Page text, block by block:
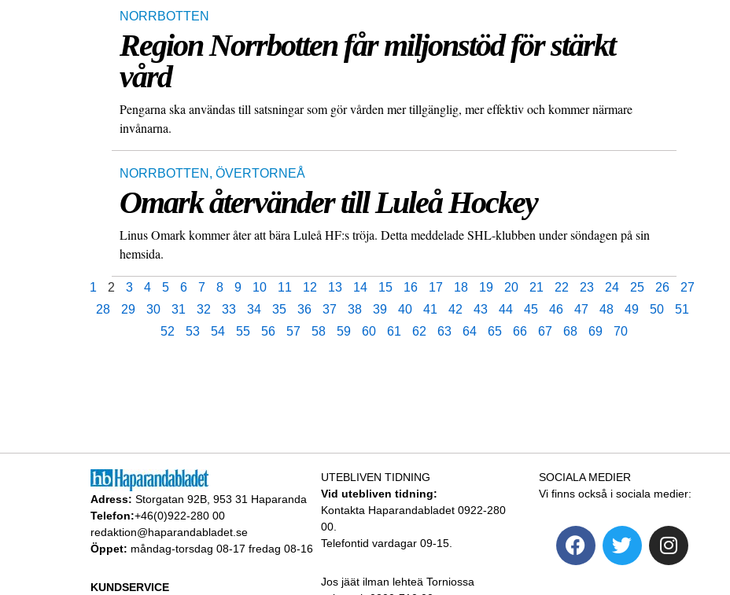
NORRBOTTEN
Region Norrbotten får miljonstöd för stärkt
vård
Pengarna ska användas till satsningar som gör vården mer tillgänglig, mer effektiv och kommer närmare
invånarna.
NORRBOTTEN , ÖVERTORNEÅ
Omark återvänder till Luleå Hockey
Linus Omark kommer åter att bära Luleå HF:s tröja. Detta meddelade SHL-klubben under söndagen på sin
hemsida.
1 2 3 4 5 6 7 8 9 10 11 12 13 14 15 16 17 18 19 20 21 22 23 24 25 26
27
28
29 30 31 32 33 34 35 36 37 38 39 40 41 42 43 44 45 46 47 48 49 50
51
52
53 54 55 56 57 58 59 60 61 62 63 64 65 66 67 68 69 70
Adress: Storgatan 92B, 953 31 Haparanda
Telefon:+46(0)922-280 00
redaktion@haparandabladet.se
Öppet: måndag-torsdag 08-17 fredag 08-16
KUNDSERVICE
UTEBLIVEN TIDNING
Vid utebliven tidning:
Kontakta Haparandabladet 0922-280
00.
Telefontid vardagar 09-15.
Jos jäät ilman lehteä Torniossa
SOCIALA MEDIER
Vi finns också i sociala medier: